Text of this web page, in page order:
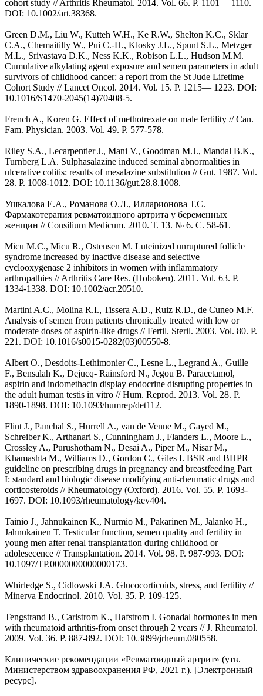
cohort study // Arthritis Rheumatol. 2014. Vol. 66. P. 1101— 1110.
DOI: 10.1002/art.38368.
Green D.M., Liu W., Kutteh W.H., Ke R.W., Shelton K.C., Sklar
C.A., Chemaitilly W., Pui C.-H., Klosky J.L., Spunt S.L., Metzger
M.L., Srivastava D.K., Ness K.K., Robison L.L., Hudson M.M.
Cumulative alkylating agent exposure and semen parameters in adult
survivors of childhood cancer: a report from the St Jude Lifetime
Cohort Study // Lancet Oncol. 2014. Vol. 15. P. 1215— 1223. DOI:
10.1016/S1470-2045(14)70408-5.
French A., Koren G. Effect of methotrexate on male fertility // Can.
Fam. Physician. 2003. Vol. 49. P. 577-578.
Riley S.A., Lecarpentier J., Mani V., Goodman M.J., Mandal B.K.,
Turnberg L.A. Sulphasalazine induced seminal abnormalities in
ulcerative colitis: results of mesalazine substitution // Gut. 1987. Vol.
28. P. 1008-1012. DOI: 10.1136/gut.28.8.1008.
Ушкалова Е.А., Романова О.Л., Илларионова Т.С.
Фармакотерапия ревматоидного артрита у беременных
женщин // Consilium Medicum. 2010. Т. 13. № 6. С. 58-61.
Micu M.C., Micu R., Ostensen M. Luteinized unruptured follicle
syndrome increased by inactive disease and selective
cyclooxygenase 2 inhibitors in women with inflammatory
arthropathies // Arthritis Care Res. (Hoboken). 2011. Vol. 63. P.
1334-1338. DOI: 10.1002/acr.20510.
Martini A.C., Molina R.I., Tissera A.D., Ruiz R.D., de Cuneo M.F.
Analysis of semen from patients chronically treated with low or
moderate doses of aspirin-like drugs // Fertil. Steril. 2003. Vol. 80. P.
221. DOI: 10.1016/s0015-0282(03)00550-8.
Albert O., Desdoits-Lethimonier C., Lesne L., Legrand A., Guille
F., Bensalah K., Dejucq- Rainsford N., Jegou B. Paracetamol,
aspirin and indomethacin display endocrine disrupting properties in
the adult human testis in vitro // Hum. Reprod. 2013. Vol. 28. P.
1890-1898. DOI: 10.1093/humrep/det112.
Flint J., Panchal S., Hurrell A., van de Venne M., Gayed M.,
Schreiber K., Arthanari S., Cunningham J., Flanders L., Moore L.,
Crossley A., Purushotham N., Desai A., Piper M., Nisar M.,
Khamashta M., Williams D., Gordon C., Giles I. BSR and BHPR
guideline on prescribing drugs in pregnancy and breastfeeding Part
I: standard and biologic disease modifying anti-rheumatic drugs and
corticosteroids // Rheumatology (Oxford). 2016. Vol. 55. P. 1693-
1697. DOI: 10.1093/rheumatology/kev404.
Tainio J., Jahnukainen K., Nurmio M., Pakarinen M., Jalanko H.,
Jahnukainen T. Testicular function, semen quality and fertility in
young men after renal transplantation during childhood or
adolesecence // Transplantation. 2014. Vol. 98. P. 987-993. DOI:
10.1097/TP.0000000000000173.
Whirledge S., Cidlowski J.A. Glucocorticoids, stress, and fertility //
Minerva Endocrinol. 2010. Vol. 35. P. 109-125.
Tengstrand B., Carlstrom K., Hafstrom I. Gonadal hormones in men
with rheumatoid arthritis-from onset through 2 years // J. Rheumatol.
2009. Vol. 36. P. 887-892. DOI: 10.3899/jrheum.080558.
Клинические рекомендации «Ревматоидный артрит» (утв.
Министерством здравоохранения РФ, 2021 г.). [Электронный
ресурс].